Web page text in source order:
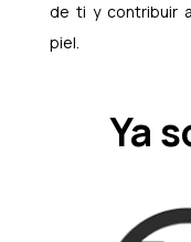
de ti y contribuir
piel.
Ya